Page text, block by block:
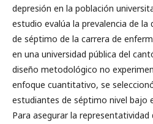
depresión en la población
estudio evalúa la prevalencia de
de séptimo de la carrera de
en una universidad pública del
diseño metodológico no
enfoque cuantitativo, se
estudiantes de séptimo nivel bajo
Para asegurar la